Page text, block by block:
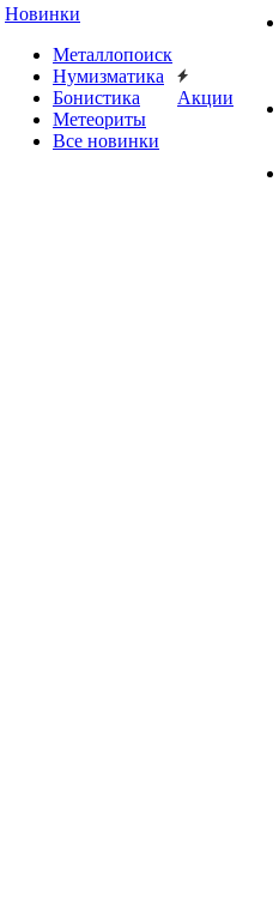
Новинки
Металлопоиск
Нумизматика
Бонистика
Метеориты
Все новинки
Акции